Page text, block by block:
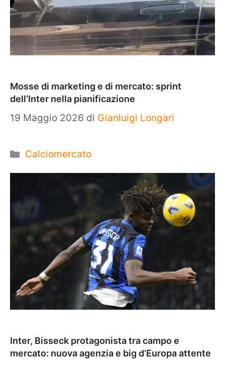
Mosse di marketing e di mercato: sprint
dell’Inter nella pianificazione
19 Maggio 2026 di Gianluigi Longari
Categorie
Calciomercato
Inter, Bisseck protagonista tra campo e
mercato: nuova agenzia e big d’Europa attente